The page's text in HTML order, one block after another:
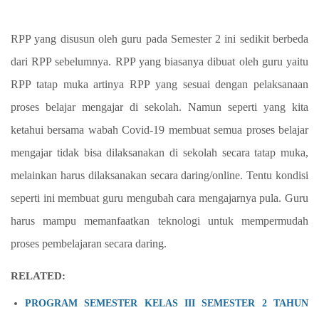
RPP yang disusun oleh guru pada Semester 2 ini sedikit berbeda
dari RPP sebelumnya. RPP yang biasanya dibuat oleh guru yaitu
RPP tatap muka artinya RPP yang sesuai dengan pelaksanaan
proses belajar mengajar di sekolah. Namun seperti yang kita
ketahui bersama wabah Covid-19 membuat semua proses belajar
mengajar tidak bisa dilaksanakan di sekolah secara tatap muka,
melainkan harus dilaksanakan secara daring/online. Tentu kondisi
seperti ini membuat guru mengubah cara mengajarnya pula. Guru
harus mampu memanfaatkan teknologi untuk mempermudah
proses pembelajaran secara daring.
RELATED:
PROGRAM SEMESTER KELAS III SEMESTER 2 TAHUN